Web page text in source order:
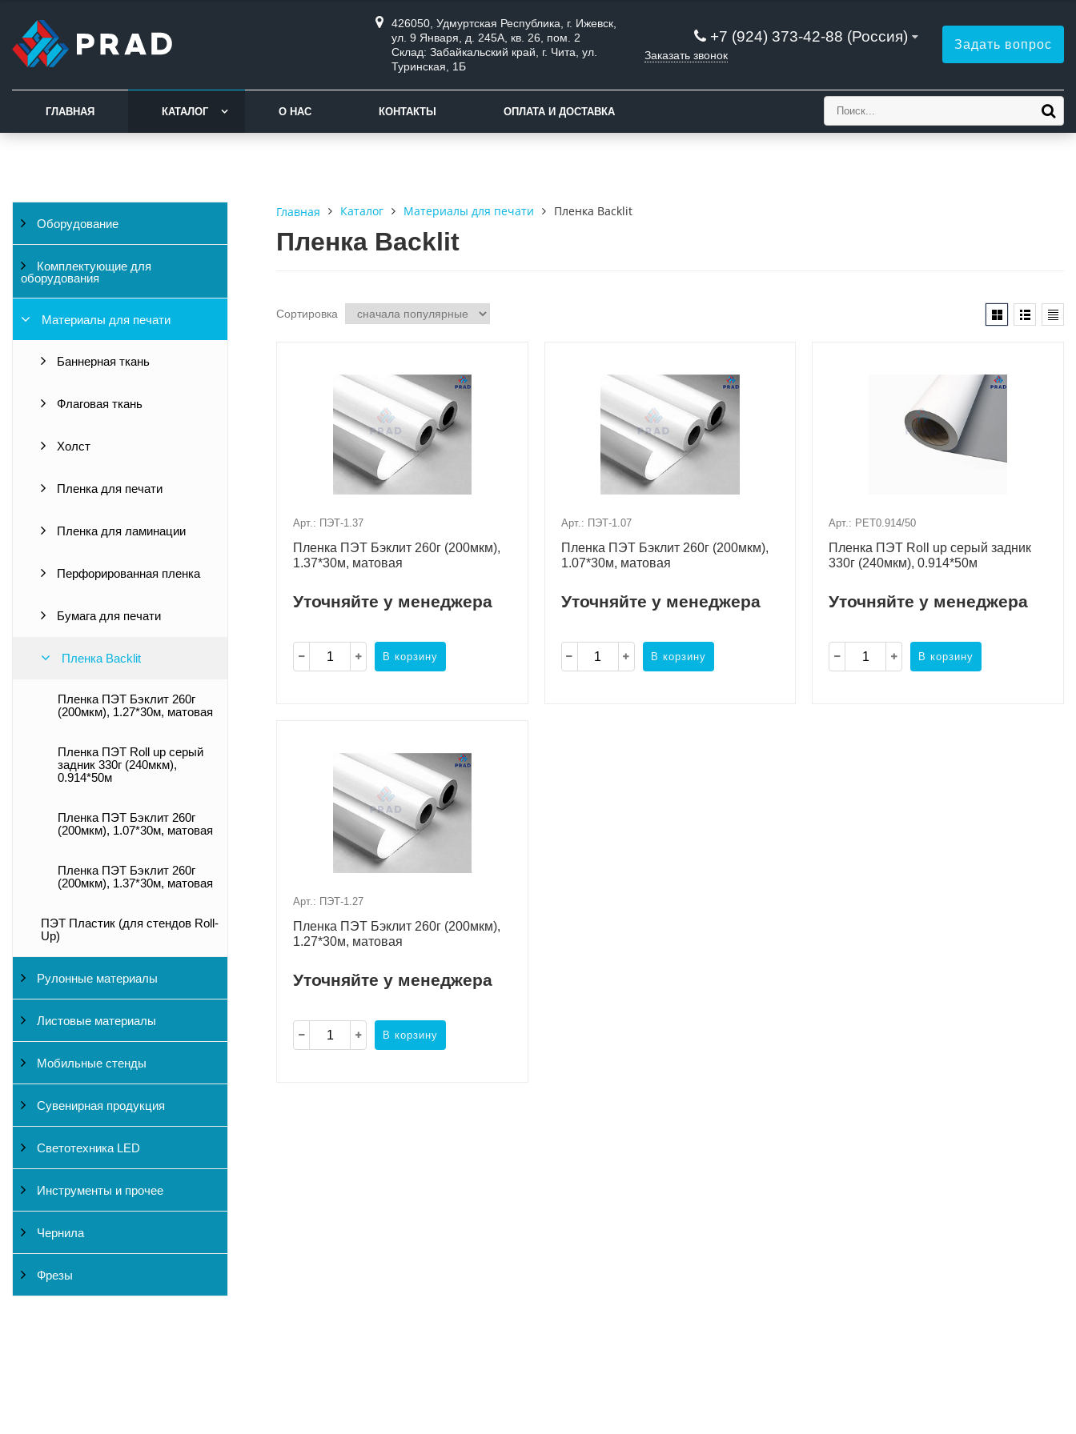
426050, Удмуртская Республика, г. Ижевск,
ул. 9 Января, д. 245А, кв. 26, пом. 2
Склад: Забайкальский край, г. Чита, ул.
Туринская, 1Б
+7 (924) 373-42-88 (Россия)
Заказать звонок
Задать вопрос
ГЛАВНАЯ КАТАЛОГ О НАС КОНТАКТЫ ОПЛАТА И ДОСТАВКА
Оборудование
Комплектующие для
оборудования
Материалы для печати
Баннерная ткань
Флаговая ткань
Холст
Пленка для печати
Пленка для ламинации
Перфорированная пленка
Бумага для печати
Пленка Backlit
Пленка ПЭТ Бэклит 260г
(200мкм), 1.27*30м, матовая
Пленка ПЭТ Roll up серый
задник 330г (240мкм),
0.914*50м
Пленка ПЭТ Бэклит 260г
(200мкм), 1.07*30м, матовая
Пленка ПЭТ Бэклит 260г
(200мкм), 1.37*30м, матовая
ПЭТ Пластик (для стендов Roll-
Up)
Рулонные материалы
Листовые материалы
Мобильные стенды
Сувенирная продукция
Светотехника LED
Инструменты и прочее
Чернила
Фрезы
Главная Каталог Материалы для печати Пленка Backlit
Пленка Backlit
Сортировка
Арт.: ПЭТ-1.37
Пленка ПЭТ Бэклит 260г (200мкм),
1.37*30м, матовая
Уточняйте у менеджера
В корзину
Арт.: ПЭТ-1.07
Пленка ПЭТ Бэклит 260г (200мкм),
1.07*30м, матовая
Уточняйте у менеджера
В корзину
Арт.: PET0.914/50
Пленка ПЭТ Roll up серый задник
330г (240мкм), 0.914*50м
Уточняйте у менеджера
В корзину
Арт.: ПЭТ-1.27
Пленка ПЭТ Бэклит 260г (200мкм),
1.27*30м, матовая
Уточняйте у менеджера
В корзину